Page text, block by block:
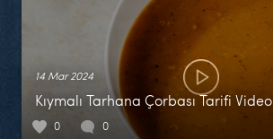
14 Mar 2024
Kıymalı Tarhana Çorbası Tarifi Video
0 0